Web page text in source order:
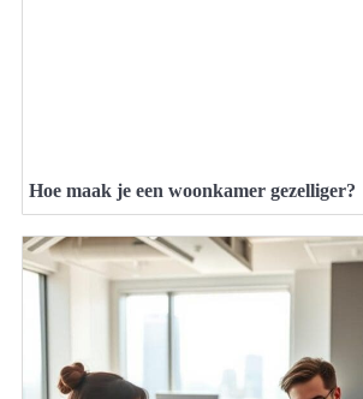
Hoe maak je een woonkamer gezelliger?